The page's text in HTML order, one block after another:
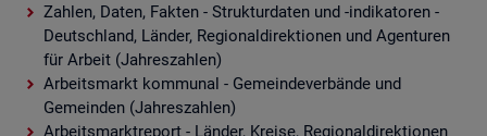
Zahlen, Daten, Fakten - Strukturdaten und -indikatoren -
Deutschland, Länder, Regionaldirektionen und Agenturen
für Arbeit (Jahreszahlen)
Arbeitsmarkt kommunal - Gemeindeverbände und
Gemeinden (Jahreszahlen)
Arbeitsmarktreport - Länder, Kreise, Regionaldirektionen